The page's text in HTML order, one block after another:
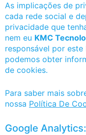
As implicações de
cada rede social e
privacidade que
nem eu KMC
responsável por este
podemos obter
de cookies.
Para saber mais
nossa Política De
Google Analytics: